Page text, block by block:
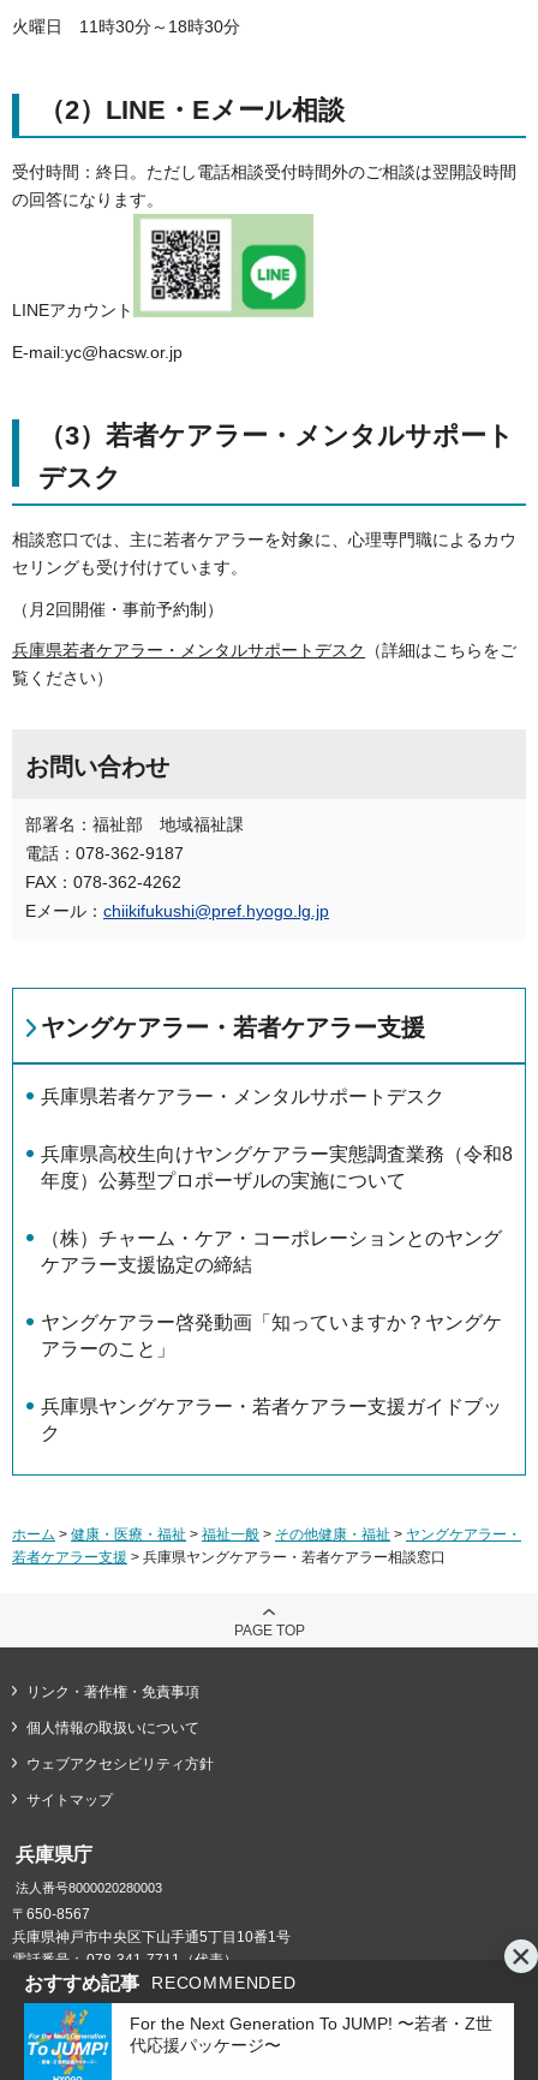
火曜日 11時30分～18時30分
（2）LINE・Eメール相談
受付時間：終日。ただし電話相談受付時間外のご相談は翌開設時間
の回答になります。
LINEアカウント
E-mail:yc@hacsw.or.jp
（3）若者ケアラー・メンタルサポート
デスク
相談窓口では、主に若者ケアラーを対象に、心理専門職によるカウ
セリングも受け付けています。
（月2回開催・事前予約制）
兵庫県若者ケアラー・メンタルサポートデスク
（詳細はこちらをご
覧ください）
お問い合わせ
部署名：福祉部 地域福祉課
電話：078-362-9187
FAX：078-362-4262
Eメール： chiikifukushi@pref.hyogo.lg.jp
おすすめ記事 RECOMMENDED
For the Next Generation To JUMP! 〜若者・Z世
代応援パッケージ〜
ヤングケアラー・若者ケアラー支援
兵庫県若者ケアラー・メンタルサポートデスク
兵庫県高校生向けヤングケアラー実態調査業務（令和8
年度）公募型プロポーザルの実施について
（株）チャーム・ケア・コーポレーションとのヤング
ケアラー⽀援協定の締結
ヤングケアラー啓発動画「知っていますか？ヤングケ
アラーのこと」
兵庫県ヤングケアラー・若者ケアラー支援ガイドブッ
ク
ホーム > 健康・医療・福祉 > 福祉一般 > その他健康・福祉 > ヤングケアラー・
若者ケアラー支援 > 兵庫県ヤングケアラー・若者ケアラー相談窓口
PAGE TOP
リンク・著作権・免責事項
個人情報の取扱いについて
ウェブアクセシビリティ方針
サイトマップ
兵庫県庁
法人番号8000020280003
〒650-8567
兵庫県神戸市中央区下山手通5丁目10番1号
電話番号： 078-341-7711（代表）
県庁までの交通案内 庁舎案内
Copyright © Hyogo Prefectural Government. All rights reserved.